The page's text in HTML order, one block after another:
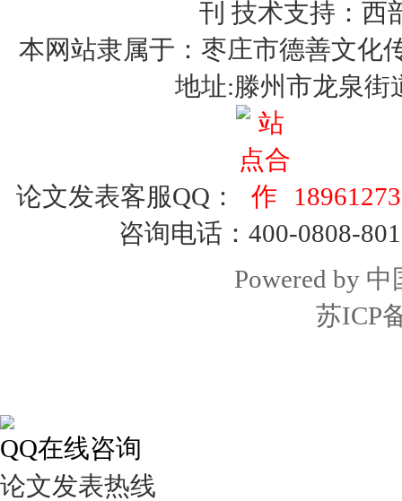
刊 技术支持：西
本网站隶属于：枣庄市德善文化
地址:滕州市龙泉街
论文发表客服QQ：
咨询电话：400-0808-
Powered by 中
苏ICP
QQ在线咨询
论文发表热线